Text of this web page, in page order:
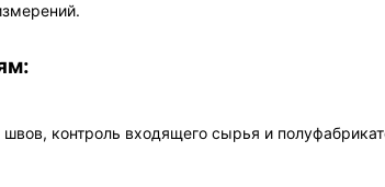
контроль входящего сырья и